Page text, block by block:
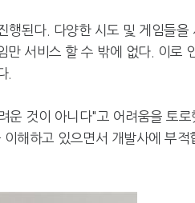
된다. 다양한 시도 및 게임들을
서비스 할 수 밖에 없다. 이로
.
운 것이 아니다"고 어려움을 토
해하고 있으면서 개발사에 부적